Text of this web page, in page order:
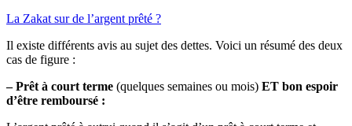
La Zakat sur de l’argent prêté ?
Il existe différents avis au sujet des dettes. Voici un résumé des deux
cas de figure :
– Prêt à court terme (quelques semaines ou mois) ET bon espoir
d’être remboursé :